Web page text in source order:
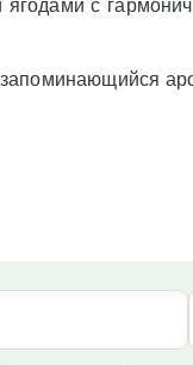
с